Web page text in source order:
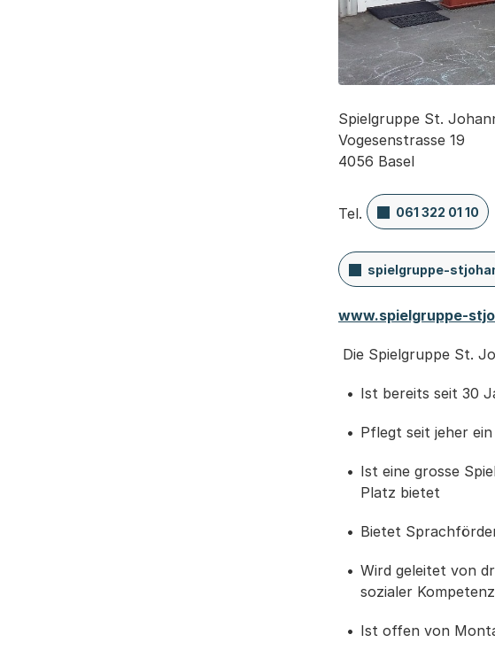
Spielgruppe St.
Vogesenstrasse 19
4056 Basel
Tel. 061 322 01 10
spielgruppe-
www.spielgruppe-
Die Spielgruppe St.
Ist bereits seit 30
Pflegt seit jeher
Ist eine grosse
Platz bietet
Bietet
Wird geleitet von
sozialer
Ist offen von